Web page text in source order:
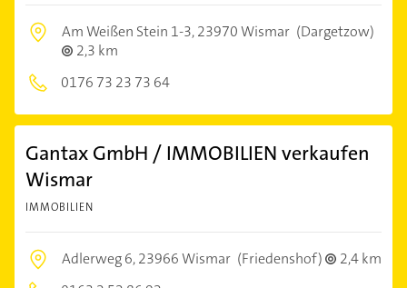
Am Weißen Stein 1-3,23970 Wismar (Dargetzow)
2,3 km
0176 73 23 73 64
Gantax GmbH / IMMOBILIEN verkaufen
Wismar
IMMOBILIEN
Adlerweg 6,23966 Wismar (Friedenshof)
2,4 km